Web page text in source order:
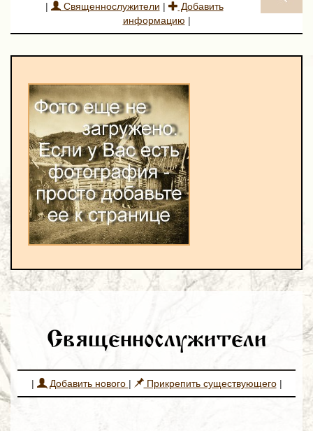
| Священнослужители |
Добавить
информацию |
Священнослужители
| Добавить нового | Прикрепить существующего|